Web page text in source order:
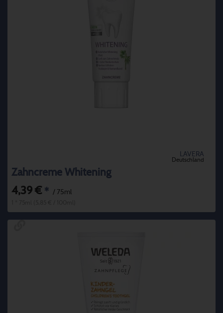
LAVERA
Deutschland
Zahncreme Whitening
4,39 € * / 75ml